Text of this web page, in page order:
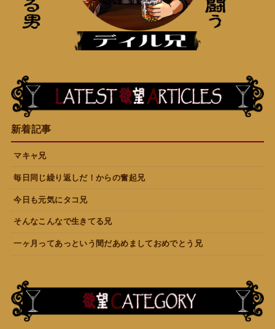
新着記事
マキャ兄
毎日同じ繰り返しだ！からの奮起兄
今日も元気にタコ兄
そんなこんなで生きてる兄
一ヶ月ってあっという間だあめましておめでとう兄